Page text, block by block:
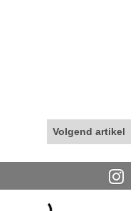
Volgend artikel